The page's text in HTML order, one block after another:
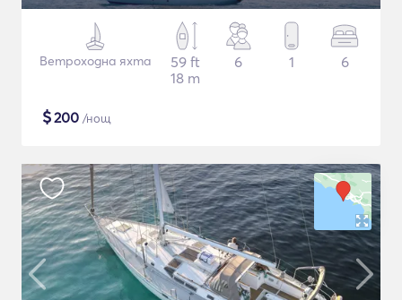
Ветроходна яхта
59 ft
18 m
6 1 6
$200 /нощ